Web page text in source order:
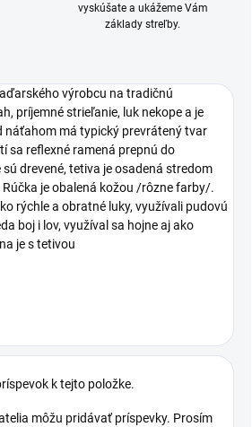
vyskúšate a ukážeme Vám
základy streľby.
výrobcu na tradičnú
príjemné strieľanie, luk nekope a je
náťahom má typický prevrátený tvar
sa reflexné ramená prepnú do
drevené, tetiva je osadená stredom
je obalená kožou /rôzne farby/.
rýchle a obratné luky, využívali pudovú
boj i lov, využíval sa hojne aj ako
je s tetivou
k tejto položke.
môžu pridávať príspevky. Prosím